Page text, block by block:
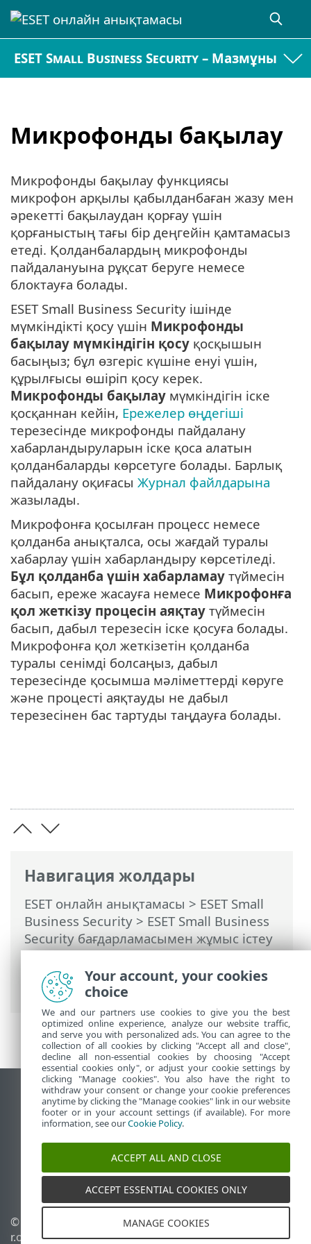
ESET Small Business Security – Мазмұны
Микрофонды бақылау
Навигация жолдары
ESET онлайн анықтамасы > ESET Small
Business Security > ESET Small Business
Security бағдарламасымен жұмыс істеу
>Кеңейтілген орнату>Қорғаныстар>
Құрылғыны басқару> Микрофонды
бақылау
Микрофонды бақылау функциясы
микрофон арқылы қабылданбаған жазу мен
әрекетті бақылаудан қорғау үшін
қорғаныстың тағы бір деңгейін қамтамасыз
етеді. Қолданбалардың микрофонды
пайдалануына рұқсат беруге немесе
блоктауға болады.
ESET Small Business Security ішінде
мүмкіндікті қосу үшін Микрофонды
бақылау мүмкіндігін қосу қосқышын
басыңыз; бұл өзгеріс күшіне енуі үшін,
құрылғысы өшіріп қосу керек.
Микрофонды бақылау мүмкіндігін іске
қосқаннан кейін, Ережелер өңдегіші
терезесінде микрофонды пайдалану
хабарландыруларын іске қоса алатын
қолданбаларды көрсетуге болады. Барлық
пайдалану оқиғасы Журнал файлдарына
жазылады.
Микрофонға қосылған процесс немесе
қолданба анықталса, осы жағдай туралы
хабарлау үшін хабарландыру көрсетіледі.
Бұл қолданба үшін хабарламау түймесін
басып, ереже жасауға немесе Микрофонға
қол жеткізу процесін аяқтау түймесін
басып, дабыл терезесін іске қосуға болады.
Микрофонға қол жеткізетін қолданба
туралы сенімді болсаңыз, дабыл
терезесінде қосымша мәліметтерді көруге
және процесті аяқтауды не дабыл
терезесінен бас тартуды таңдауға болады.
Жұмыс үстеліндегі сайтты қарау
End of Life
ESET білім қоры
ESET форумы
ESET Status Portal
Аймақтық қолдау
© 1992 - 2026 ESET, spol. s
r.o. - Барлық құқықтары
Cookie файлдарын
басқару
Your account, your cookies
choice
We and our partners use cookies to give you the best
optimized online experience, analyze our website traffic,
and serve you with personalized ads. You can agree to the
collection of all cookies by clicking "Accept all and close",
decline all non-essential cookies by choosing "Accept
essential cookies only", or adjust your cookie settings by
clicking "Manage cookies". You also have the right to
withdraw your consent or change your cookie preferences
anytime by clicking the "Manage cookies" link in our website
footer or in your account settings (if available). For more
information, see ourCookie Policy.
ACCEPT ALL AND CLOSE
ACCEPT ESSENTIAL COOKIES ONLY
MANAGE COOKIES